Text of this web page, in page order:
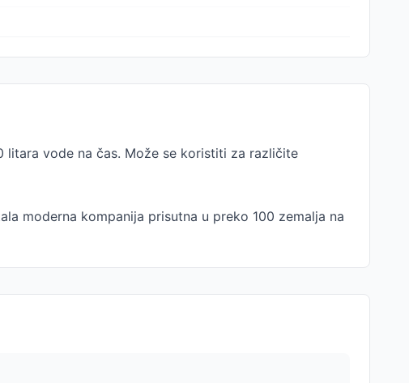
vode na čas. Može se koristiti za različite
moderna kompanija prisutna u preko 100 zemalja na